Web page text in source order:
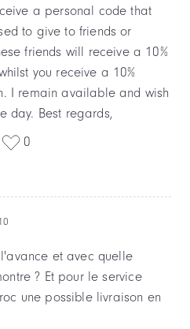
a personal code that
to give to friends or
friends will receive a 10%
you receive a 10%
I remain available and wish
day. Best regards,
0
et avec quelle
? Et pour le service
une possible livraison en